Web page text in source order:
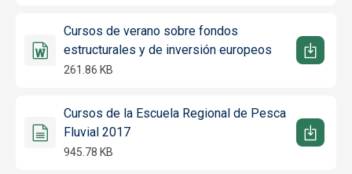
Cursos de verano sobre fondos
estructurales y de inversión europeos
261.86 KB
Cursos de la Escuela Regional de Pesca
Fluvial 2017
945.78 KB